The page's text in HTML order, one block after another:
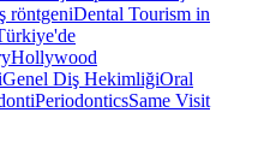
röntgeniDental Tourism in
Hollywood
Genel Diş HekimliğiOral
PeriodonticsSame Visit